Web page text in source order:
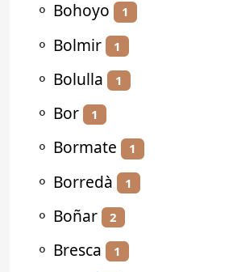
⚬ Bohoyo 1
⚬ Bolmir 1
⚬ Bolulla 1
⚬ Bor 1
⚬ Bormate 1
⚬ Borredà 1
⚬ Boñar 2
⚬ Bresca 1